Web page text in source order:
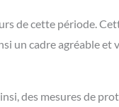
de cette période.
un cadre agréable et
des mesures de